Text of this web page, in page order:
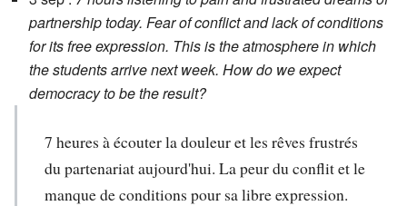
partnership today. Fear of conflict and lack of conditions
for its free expression. This is the atmosphere in which
the students arrive next week. How do we expect
democracy to be the result?
7 heures à écouter la douleur et les rêves frustrés
du partenariat aujourd'hui. La peur du conflit et le
manque de conditions pour sa libre expression.